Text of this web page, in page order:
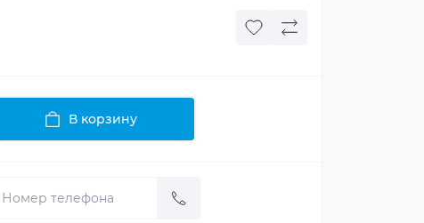
В корзину